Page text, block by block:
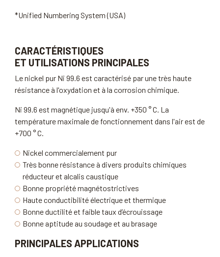
*Unified Numbering System (USA)
CARACTÉRISTIQUES
ET UTILISATIONS PRINCIPALES
Le nickel pur Ni 99.6 est caractérisé par une très haute
résistance à l'oxydation et à la corrosion chimique.
Ni 99.6 est magnétique jusqu'à env. +350 ° C. La
température maximale de fonctionnement dans l'air est de
+700 ° C.
Nickel commercialement pur
Très bonne résistance à divers produits chimiques
réducteur et alcalis caustique
Bonne propriété magnétostrictives
Haute conductibilité électrique et thermique
Bonne ductilité et faible taux d’écrouissage
Bonne aptitude au soudage et au brasage
PRINCIPALES APPLICATIONS